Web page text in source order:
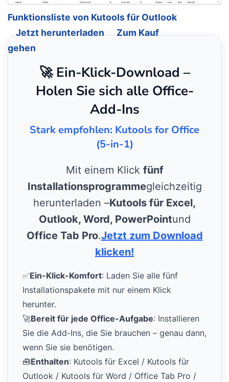
Funktionsliste von Kutools für Outlook
Jetzt herunterladen
Zum Kauf
gehen
🚀 Ein-Klick-Download –
Holen Sie sich alle Office-
Add-Ins
Stark empfohlen: Kutools for Office
(5-in-1)
Mit einem Klick fünf
Installationsprogrammegleichzeitig
herunterladen –Kutools für Excel,
Outlook, Word, PowerPointund
Office Tab Pro.Jetzt zum Download
klicken!
✅Ein-Klick-Komfort: Laden Sie alle fünf
Installationspakete mit nur einem Klick
herunter.
🚀Bereit für jede Office-Aufgabe: Installieren
Sie die Add-Ins, die Sie brauchen – genau dann,
wenn Sie sie benötigen.
🧰Enthalten: Kutools für Excel / Kutools für
Outlook / Kutools für Word / Office Tab Pro /